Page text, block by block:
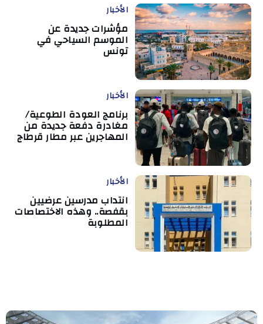
الأخبار
مؤشرات جديدة عن
الموسم السياحي في
تونس
الأخبار
برنامج العودة الطوعية/
مغادرة دفعة جديدة من
المهاجرين عبر مطار قرطاج
الأخبار
انتداب مدرسين عرضيين
بقفصة.. وهذه الاختصاصات
المطلوبة